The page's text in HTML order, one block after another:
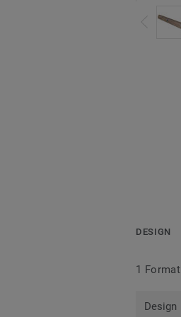
DESIGN
1 Format
Design